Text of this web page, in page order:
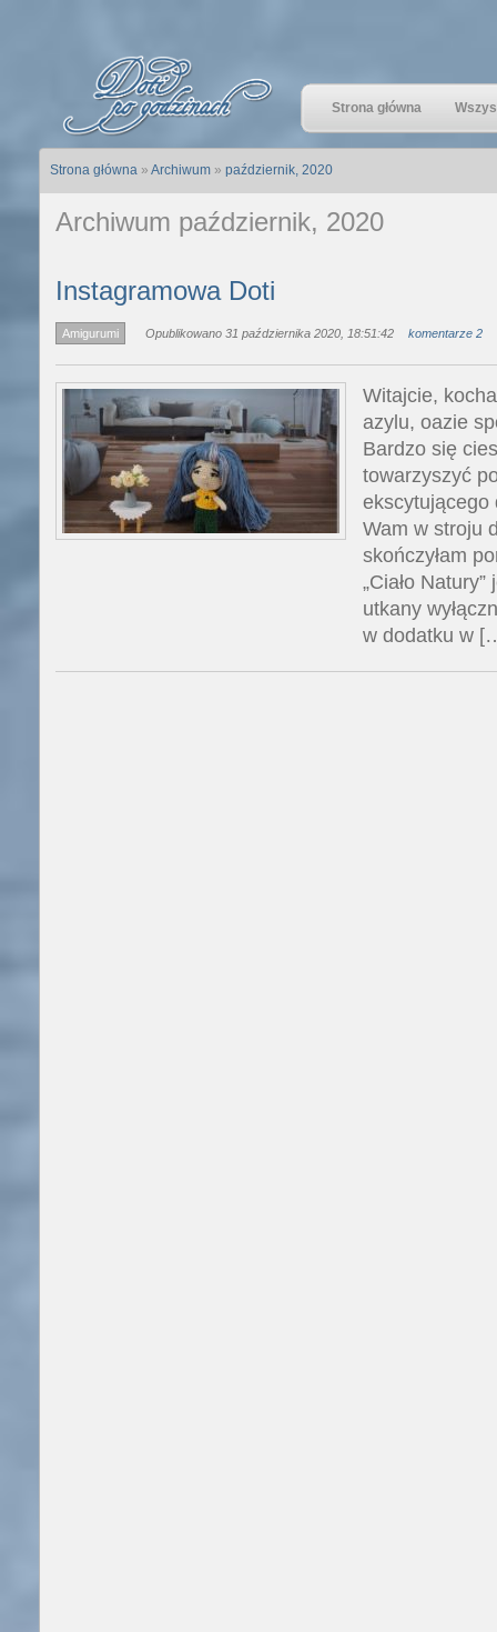
Strona główna
Strona główna» Archiwum» październik, 2020
Archiwum październik, 2020
Instagramowa Doti
Amigurumi Opublikowano 31 października 2020, 18:51:42 komentarze 2
Witajcie,
azylu, oazie
Bardzo się
towarzyszyć
ekscytującego
Wam w stroju
skończyłam
„Ciało
utkany
w dodatku w